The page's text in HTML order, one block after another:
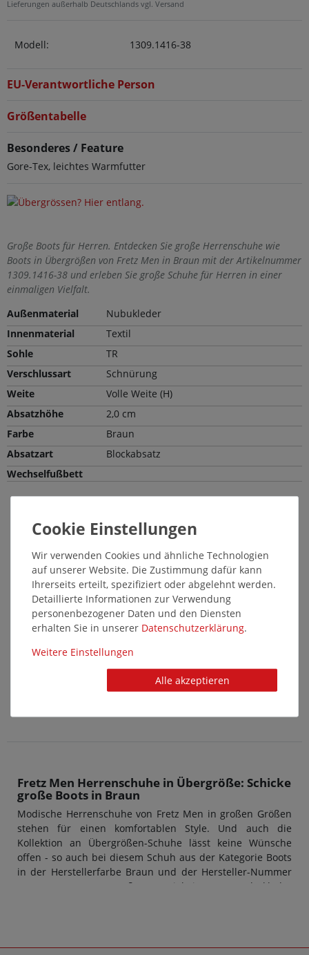
Lieferungen außerhalb Deutschlands vgl. Versand
Modell: 1309.1416-38
EU-Verantwortliche Person
Größentabelle
Besonderes / Feature
Gore-Tex, leichtes Warmfutter
Große Boots für Herren. Entdecken Sie große Herrenschuhe wie
Boots in Übergrößen von Fretz Men in Braun mit der Artikelnummer
1309.1416-38 und erleben Sie große Schuhe für Herren in einer
einmaligen Vielfalt.
Außenmaterial
Nubukleder
Innenmaterial
Textil
Sohle
TR
Verschlussart
Schnürung
Weite
Volle Weite (H)
Absatzhöhe
2,0 cm
Farbe
Braun
Absatzart
Blockabsatz
Wechselfußbett
pedag - Cleansing Kit - Tuch und
Fretz Men Herrenschuhe in Übergröße: Schicke
große Boots in Braun
Modische Herrenschuhe von Fretz Men in großen Größen
stehen für einen komfortablen Style. Und auch die
Kollektion an Übergrößen-Schuhe lässt keine Wünsche
offen - so auch bei diesem Schuh aus der Kategorie Boots
in der Herstellerfarbe Braun und der Hersteller-Nummer
1309.1416-38. Das Außenmaterial ist aus Nubukleder
unverkennbar.
Wir verwenden Cookies und ähnliche Technologien
auf unserer Website. Die Zustimmung dafür kann
Ihrerseits erteilt, spezifiziert oder abgelehnt werden.
Detaillierte Informationen zur Verwendung
personenbezogener Daten und den Diensten
erhalten Sie in unserer Daten­schutz­erklärung.
Weitere Einstellungen
Alle akzeptieren